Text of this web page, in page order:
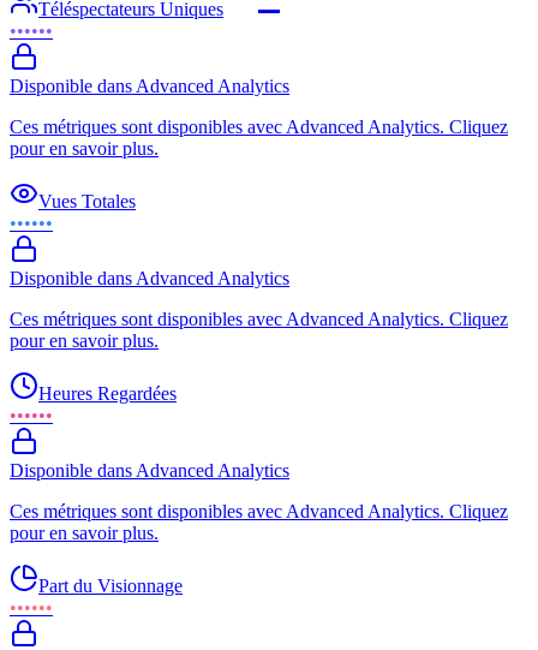
Téléspectateurs Uniques
••••••
Disponible dans Advanced Analytics
Ces métriques sont disponibles avec Advanced Analytics. Cliquez
pour en savoir plus.
Vues Totales
••••••
Disponible dans Advanced Analytics
Ces métriques sont disponibles avec Advanced Analytics. Cliquez
pour en savoir plus.
Heures Regardées
••••••
Disponible dans Advanced Analytics
Ces métriques sont disponibles avec Advanced Analytics. Cliquez
pour en savoir plus.
Part du Visionnage
••••••